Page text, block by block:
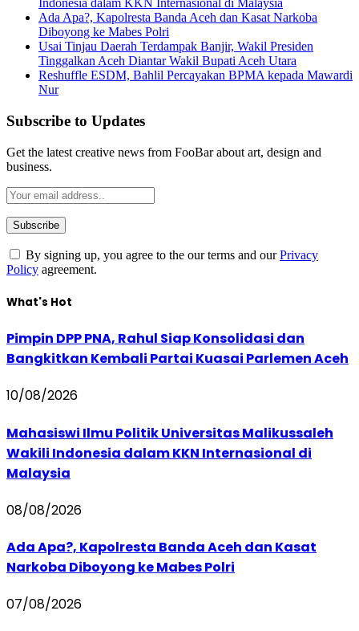
Indonesia dalam KKN Internasional di Malaysia
Ada Apa?, Kapolresta Banda Aceh dan Kasat Narkoba
Diboyong ke Mabes Polri
Usai Tinjau Daerah Terdampak Banjir, Wakil Presiden
Tinggalkan Aceh Diantar Wakil Bupati Aceh Utara
Reshuffle ESDM, Bahlil Percayakan BPMA kepada Mawardi
Nur
Subscribe to Updates
Get the latest creative news from FooBar about art, design and
business.
By signing up, you agree to the our terms and ourPrivacy
Policy agreement.
What's Hot
Pimpin DPP PNA, Rahul Siap Konsolidasi dan
Bangkitkan Kembali Partai Kuasai Parlemen Aceh
10/08/2026
Mahasiswi Ilmu Politik Universitas Malikussaleh
Wakili Indonesia dalam KKN Internasional di
Malaysia
08/08/2026
Ada Apa?, Kapolresta Banda Aceh dan Kasat
Narkoba Diboyong ke Mabes Polri
07/08/2026